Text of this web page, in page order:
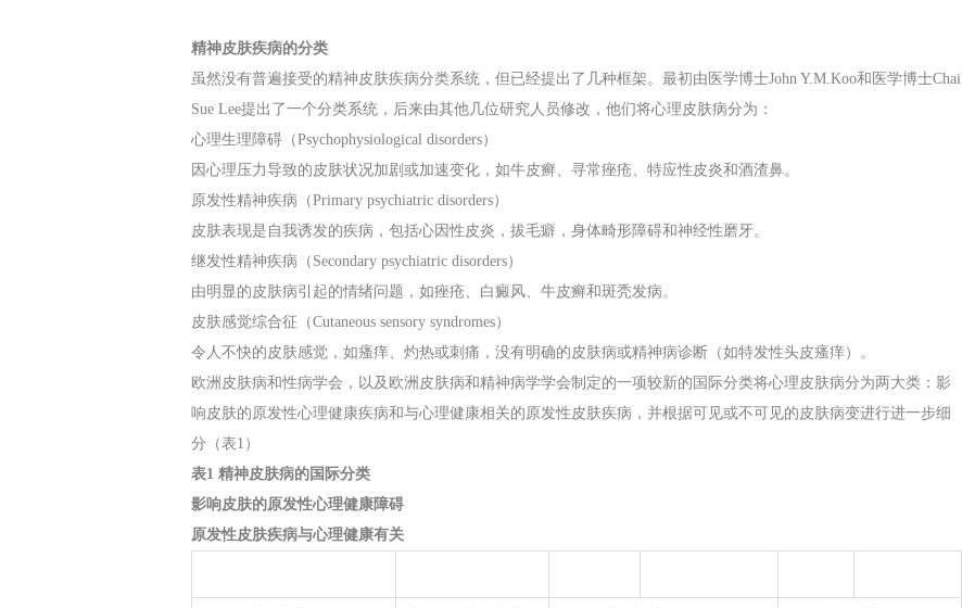
精神皮肤疾病的分类
虽然没有普遍接受的精神皮肤疾病分类系统，但已经提出了几种框架。最初由医学博士John Y.M.Koo和医学博士Chai
Sue Lee提出了一个分类系统，后来由其他几位研究人员修改，他们将心理皮肤病分为：
心理生理障碍（Psychophysiological disorders）
因心理压力导致的皮肤状况加剧或加速变化，如牛皮癣、寻常痤疮、特应性皮炎和酒渣鼻。
原发性精神疾病（Primary psychiatric disorders）
皮肤表现是自我诱发的疾病，包括心因性皮炎，拔毛癖，身体畸形障碍和神经性磨牙。
继发性精神疾病（Secondary psychiatric disorders）
由明显的皮肤病引起的情绪问题，如痤疮、白癜风、牛皮癣和斑秃发病。
皮肤感觉综合征（Cutaneous sensory syndromes）
令人不快的皮肤感觉，如瘙痒、灼热或刺痛，没有明确的皮肤病或精神病诊断（如特发性头皮瘙痒）。
欧洲皮肤病和性病学会，以及欧洲皮肤病和精神病学学会制定的一项较新的国际分类将心理皮肤病分为两大类：影
响皮肤的原发性心理健康疾病和与心理健康相关的原发性皮肤疾病，并根据可见或不可见的皮肤病变进行进一步细
分（表1）
表1 精神皮肤病的国际分类
影响皮肤的原发性心理健康障碍
原发性皮肤疾病与心理健康有关